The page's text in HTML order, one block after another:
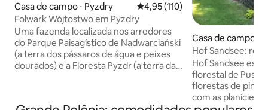
Casa de campo ⋅ Pyzdry 4,95 de uma avaliação média de
4,95 (110)
Folwark Wójtostwo em Pyzdry
Uma fazenda localizada nos arredores
do Parque Paisagístico de Nadwarciański
(a terra dos pássaros de água e peixes
dourados) e a Floresta Pyzdr (a terra das
Casa de campo ⋅
dzki
Hof Sandsee:
Hof Sandsee está
florestal de
florestas de
com as planícies